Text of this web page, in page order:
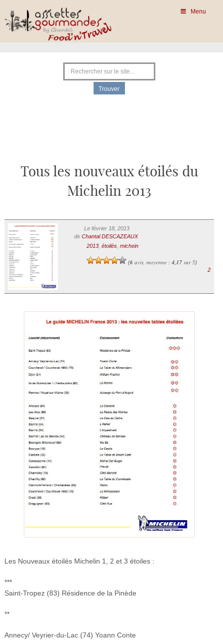
Menu
Tous les nouveaux étoilés du
Michelin 2013
Le février 18, 2013
de Chantal DESCAZEAUX
2013, étoilés, michein
(6avis, moyenne : 4,17sur 5)
2
Les Nouveaux étoilés Michelin 1, 2 et 3 étoiles :
***
Saint-Tropez (83) Résidence de la Pinède
**
Annecy/ Veyrier-du-Lac (74) Yoann Conte